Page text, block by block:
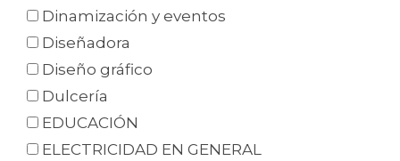
Dinamización y eventos
Diseñadora
Diseño gráfico
Dulcería
EDUCACIÓN
ELECTRICIDAD EN GENERAL